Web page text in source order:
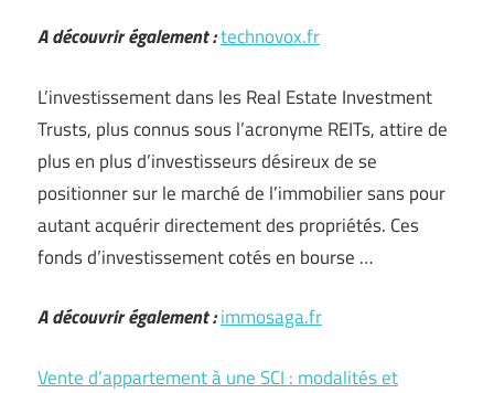
A découvrir également :technovox.fr
L’investissement dans les Real Estate Investment
Trusts, plus connus sous l’acronyme REITs, attire de
plus en plus d’investisseurs désireux de se
positionner sur le marché de l’immobilier sans pour
autant acquérir directement des propriétés. Ces
fonds d’investissement cotés en bourse …
A découvrir également :immosaga.fr
Vente d’appartement à une SCI : modalités et